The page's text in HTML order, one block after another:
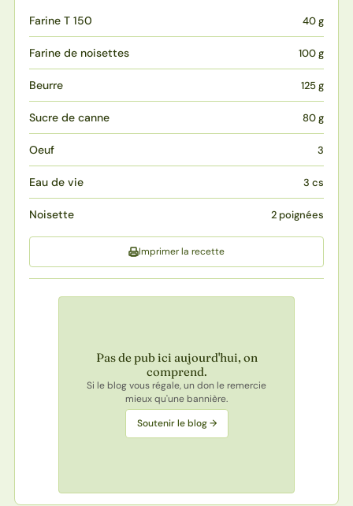
Farine T 150 40 g
Farine de noisettes 100 g
Beurre 125 g
Sucre de canne 80 g
Oeuf 3
Eau de vie 3 cs
Noisette 2 poignées
Imprimer la recette
Pas de pub ici aujourd'hui, on
comprend.
Si le blog vous régale, un don le remercie
mieux qu'une bannière.
Soutenir le blog →